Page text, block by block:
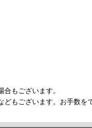
もございます。
もございます。お手数を